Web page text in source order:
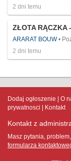
2 dni temu
ZŁOTA RĄCZKA
ARARAT BOUW
2 dni temu
Dodaj ogłoszenie O
prywatnosci
Kontakt
Kontakt z
Masz pytania,
formularza